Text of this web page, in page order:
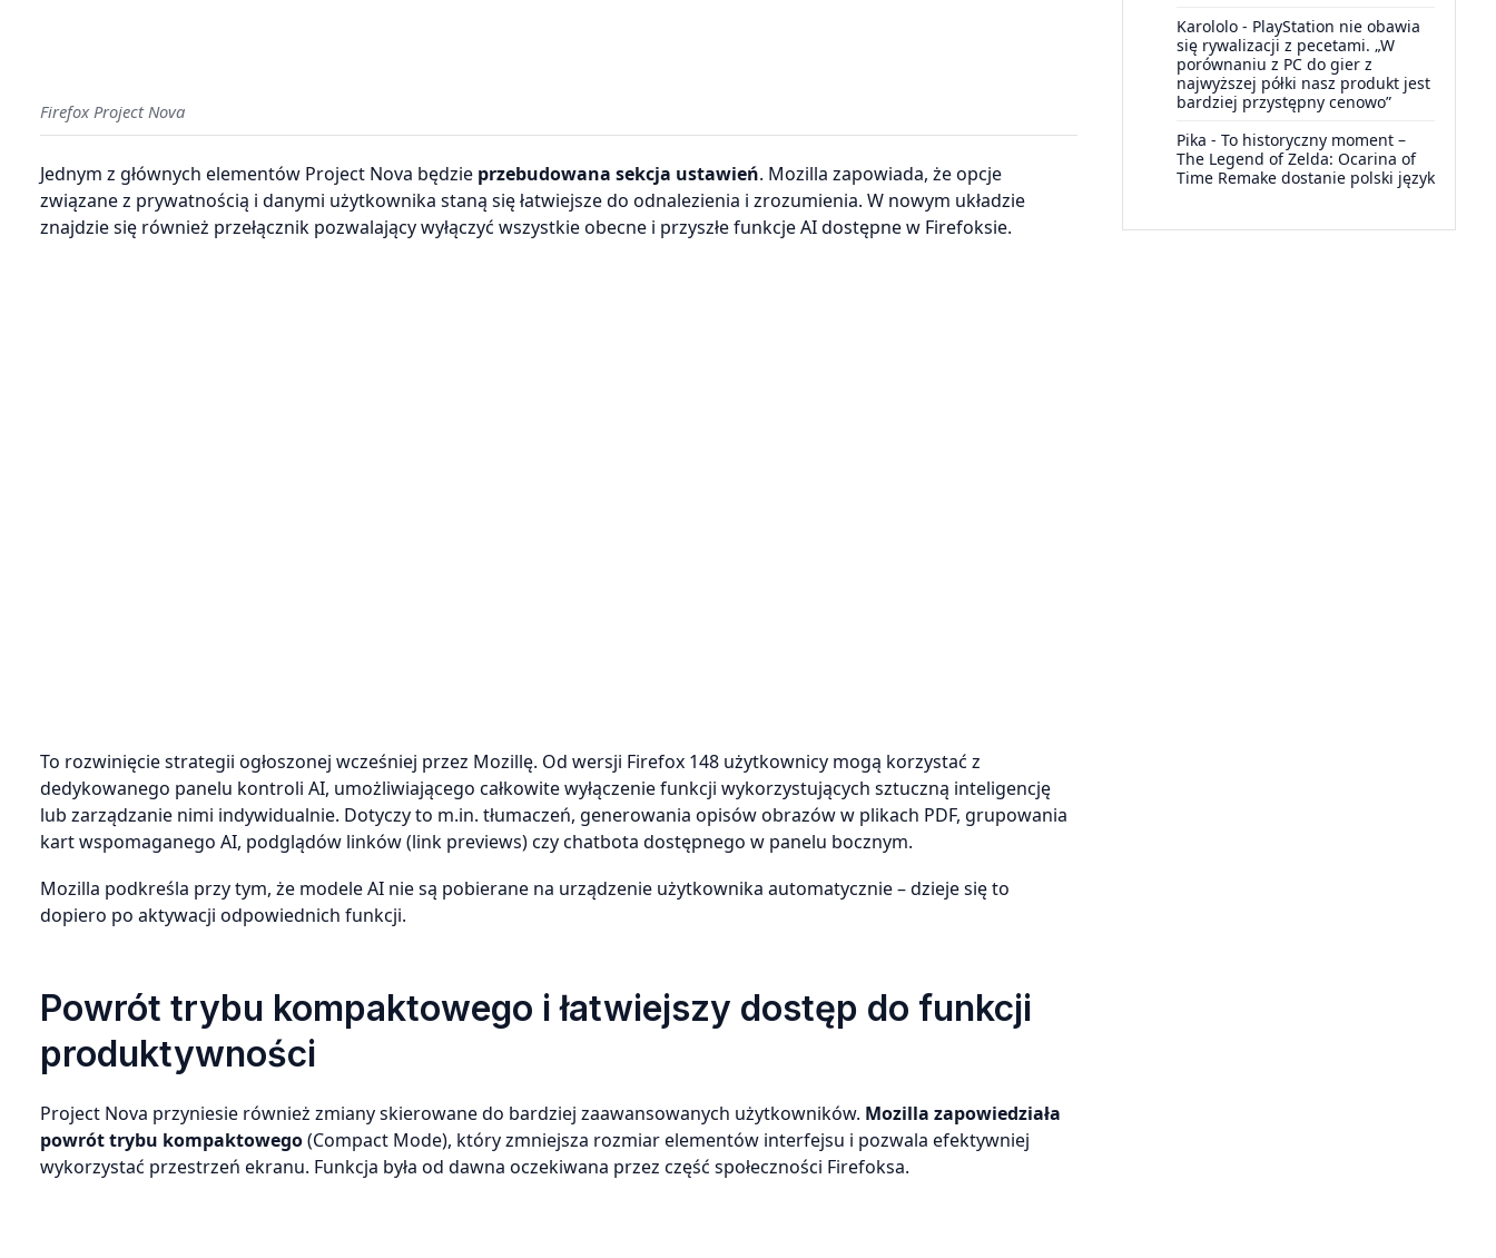
Firefox Project Nova
Jednym z głównych elementów Project Nova będzie przebudowana sekcja ustawień. Mozilla zapowiada, że opcje
związane z prywatnością i danymi użytkownika staną się łatwiejsze do odnalezienia i zrozumienia. W nowym układzie
znajdzie się również przełącznik pozwalający wyłączyć wszystkie obecne i przyszłe funkcje AI dostępne w Firefoksie.
To rozwinięcie strategii ogłoszonej wcześniej przez Mozillę. Od wersji Firefox 148 użytkownicy mogą korzystać z
dedykowanego panelu kontroli AI, umożliwiającego całkowite wyłączenie funkcji wykorzystujących sztuczną inteligencję
lub zarządzanie nimi indywidualnie. Dotyczy to m.in. tłumaczeń, generowania opisów obrazów w plikach PDF, grupowania
kart wspomaganego AI, podglądów linków (link previews) czy chatbota dostępnego w panelu bocznym.
Mozilla podkreśla przy tym, że modele AI nie są pobierane na urządzenie użytkownika automatycznie – dzieje się to
dopiero po aktywacji odpowiednich funkcji.
Powrót trybu kompaktowego i łatwiejszy dostęp do funkcji
produktywności
Project Nova przyniesie również zmiany skierowane do bardziej zaawansowanych użytkowników. Mozilla zapowiedziała
powrót trybu kompaktowego(Compact Mode), który zmniejsza rozmiar elementów interfejsu i pozwala efektywniej
wykorzystać przestrzeń ekranu. Funkcja była od dawna oczekiwana przez część społeczności Firefoksa.
Karololo - PlayStation nie obawia
się rywalizacji z pecetami. „W
porównaniu z PC do gier z
najwyższej półki nasz produkt jest
bardziej przystępny cenowo”
Pika - To historyczny moment –
The Legend of Zelda: Ocarina of
Time Remake dostanie polski język